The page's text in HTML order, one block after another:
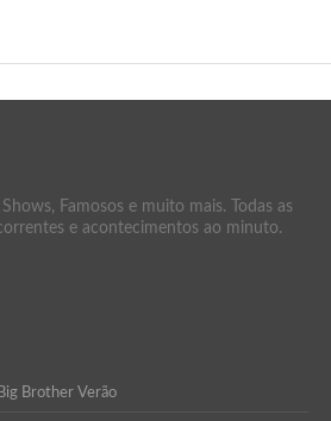
Famosos e muito mais. Todas as
e acontecimentos ao minuto.
Brother Verão